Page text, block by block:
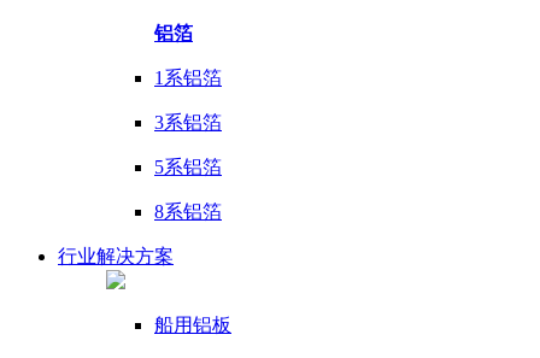
铝箔
1系铝箔
3系铝箔
5系铝箔
8系铝箔
行业解决方案
船用铝板